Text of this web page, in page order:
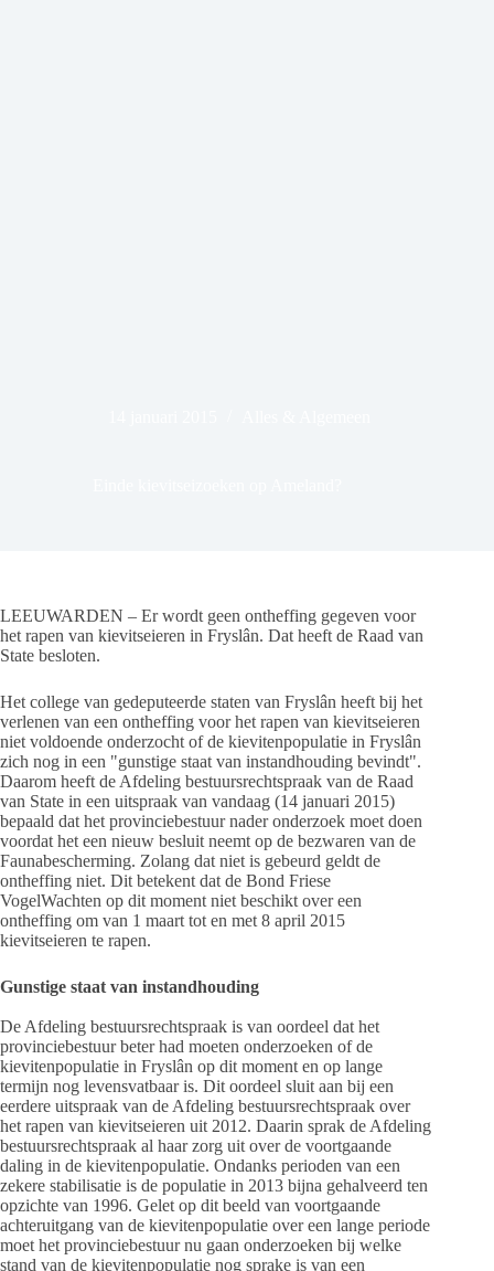
LEEUWARDEN – Er wordt geen ontheffing gegeven voor
het rapen van kievitseieren in Fryslân. Dat heeft de Raad van
State besloten.
Het college van gedeputeerde staten van Fryslân heeft bij het
verlenen van een ontheffing voor het rapen van kievitseieren
niet voldoende onderzocht of de kievitenpopulatie in Fryslân
zich nog in een "gunstige staat van instandhouding bevindt".
Daarom heeft de Afdeling bestuursrechtspraak van de Raad
van State in een uitspraak van vandaag (14 januari 2015)
bepaald dat het provinciebestuur nader onderzoek moet doen
voordat het een nieuw besluit neemt op de bezwaren van de
Faunabescherming. Zolang dat niet is gebeurd geldt de
ontheffing niet. Dit betekent dat de Bond Friese
VogelWachten op dit moment niet beschikt over een
ontheffing om van 1 maart tot en met 8 april 2015
kievitseieren te rapen.
Gunstige staat van instandhouding
De Afdeling bestuursrechtspraak is van oordeel dat het
provinciebestuur beter had moeten onderzoeken of de
kievitenpopulatie in Fryslân op dit moment en op lange
termijn nog levensvatbaar is. Dit oordeel sluit aan bij een
eerdere uitspraak van de Afdeling bestuursrechtspraak over
het rapen van kievitseieren uit 2012. Daarin sprak de Afdeling
bestuursrechtspraak al haar zorg uit over de voortgaande
daling in de kievitenpopulatie. Ondanks perioden van een
zekere stabilisatie is de populatie in 2013 bijna gehalveerd ten
opzichte van 1996. Gelet op dit beeld van voortgaande
achteruitgang van de kievitenpopulatie over een lange periode
moet het provinciebestuur nu gaan onderzoeken bij welke
stand van de kievitenpopulatie nog sprake is van een